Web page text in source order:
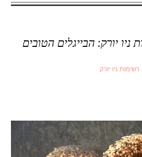
ניו יורק: הבייגלים הטובים
רשימות ניו יורק